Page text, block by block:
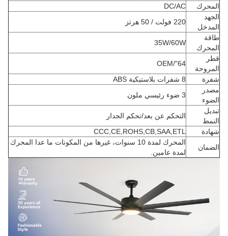
المحرك
DC/AC
الجهد
المدخل
220 فولت / 50 هرتز
طاقة
المحرك
35W/60W
قطر
المروحة
64"/OEM
شفرة
مصدر
الضوء
تبديل
النمط
التحكم عن بعد/تحكم الجدار
شهادة
CCC,CE,ROHS,CB,SAA,ETL
الضمان
المحرك لمدة 10 سنوات، غيرها من المكونات ما عدا المحرك
لمدة عامين.